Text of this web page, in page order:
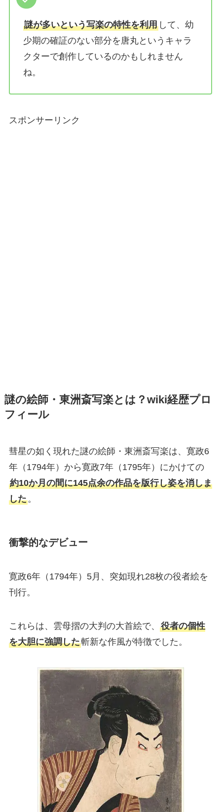
謎が多いという写楽の特性を利用して、幼
少期の確証のない部分を唐丸というキャラ
クターで創作しているのかもしれません
ね。
スポンサーリンク
謎の絵師・東洲斎写楽とは？wiki経歴プロ
フィール
彗星の如く現れた謎の絵師・東洲斎写楽は、寛政6
年（1794年）から寛政7年（1795年）にかけての
約10か月の間に145点余の作品を版行し姿を消しま
した。
衝撃的なデビュー
寛政6年（1794年）5月、突如現れ28枚の役者絵を
刊行。
これらは、雲母摺の大判の大首絵で、 役者の個性
を大胆に強調した斬新な作風が特徴でした。